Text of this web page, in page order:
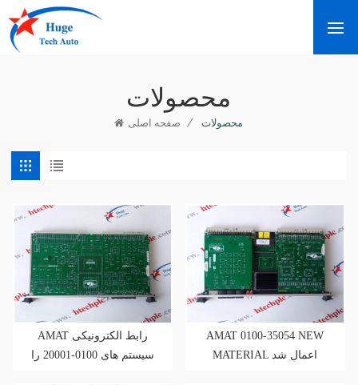
محصولات
صفحه اصلی / محصولات
AMAT رابط الکترونیکی
سیستم های 0100-20001 را
AMAT 0100-35054 NEW
MATERIAL اعمال شد